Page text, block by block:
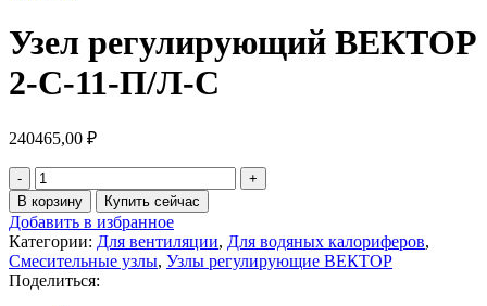
Узел регулирующий ВЕКТОР
2-С-11-П/Л-С
240465,00 ₽
Количество
товара
Узел
регулирующий
ВЕКТОР
2-
С-11-
В корзину Купить сейчас
Добавить в избранное
Категории: Для вентиляции, Для водяных калориферов,
Смесительные узлы, Узлы регулирующие ВЕКТОР
Поделиться: